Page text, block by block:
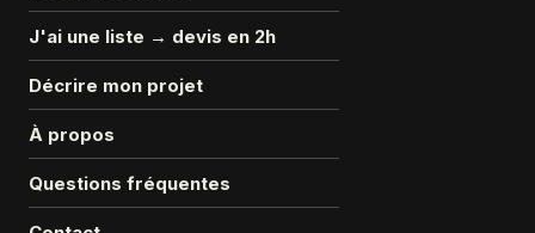
J'ai une liste → devis en 2h
Décrire mon projet
À propos
Questions fréquentes